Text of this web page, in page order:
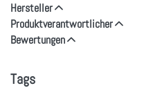
Hersteller
Produktverantwortlicher
Bewertungen
Tags